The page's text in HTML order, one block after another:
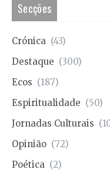
Secções
Crónica (43)
Destaque (300)
Ecos (187)
Espiritualidade (50)
Jornadas Culturais
Opinião (72)
Poética (2)